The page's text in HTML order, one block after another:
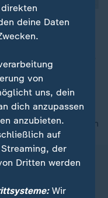
setzt heute
Nach einem
er in Köln eine
nach oben
deine Daten
von
uns, dein
dich anzupassen
anzubieten.
auf
der
Dritten werden
Wir